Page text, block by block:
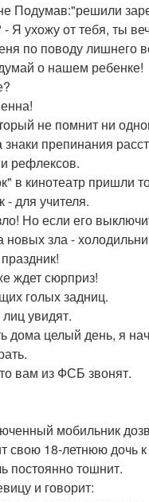
Подумав:"решили
Я ухожу от тебя, ты
по поводу лишнего
о нашем ребенке!
не помнит ни
знаки препинания
рефлексов.
в кинотеатр пришли
- для учителя.
Но если его
новых зла -
ждет сюрприз!
голых задниц.
увидят.
дома целый день, я
вам из ФСБ звонят.
мобильник
свою 18-летнюю дочь к
постоянно тошнит.
и говорит: